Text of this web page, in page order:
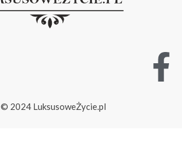
© 2024 LuksusoweŻycie.pl